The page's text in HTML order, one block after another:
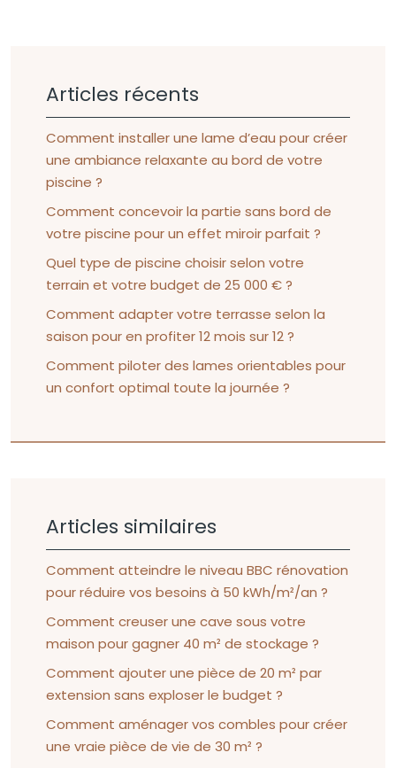
Articles récents
Comment installer une lame d’eau pour créer
une ambiance relaxante au bord de votre
piscine ?
Comment concevoir la partie sans bord de
votre piscine pour un effet miroir parfait ?
Quel type de piscine choisir selon votre
terrain et votre budget de 25 000 € ?
Comment adapter votre terrasse selon la
saison pour en profiter 12 mois sur 12 ?
Comment piloter des lames orientables pour
un confort optimal toute la journée ?
Articles similaires
Comment atteindre le niveau BBC rénovation
pour réduire vos besoins à 50 kWh/m²/an ?
Comment creuser une cave sous votre
maison pour gagner 40 m² de stockage ?
Comment ajouter une pièce de 20 m² par
extension sans exploser le budget ?
Comment aménager vos combles pour créer
une vraie pièce de vie de 30 m² ?